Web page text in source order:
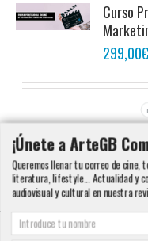
Curso
299,00€
¡Únete a ArteGB
Queremos llenar tu correo de cine,
literatura, lifestyle... Actualidad y
audiovisual y cultural en nuestra